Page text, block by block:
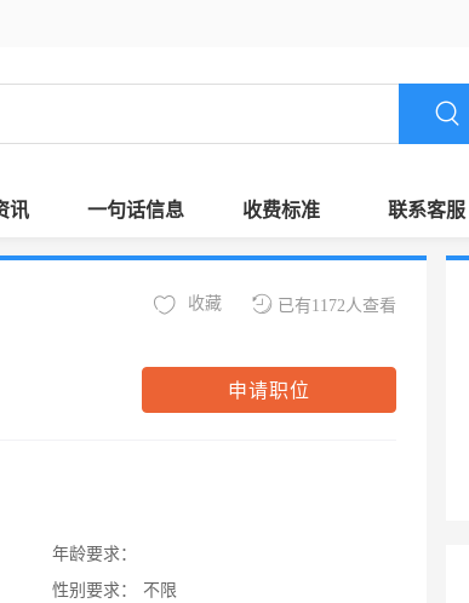
讯 一句话信息 收费标准 联系客服
已有1172人查看
收藏
申请职位
年龄要求：
性别要求：
不限